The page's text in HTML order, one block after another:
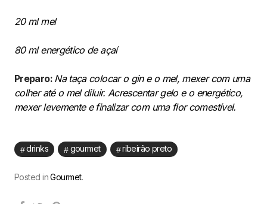
20 ml mel
80 ml energético de açaí
Preparo: Na taça colocar o gin e o mel, mexer com uma
colher até o mel diluir. Acrescentar gelo e o energético,
mexer levemente e finalizar com uma flor comestível.
drinks gourmet ribeirão preto
Posted inGourmet.